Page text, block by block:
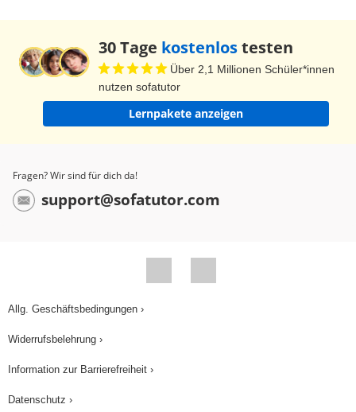
30 Tage kostenlostesten
Über 2,1 Millionen Schüler*innen
nutzen sofatutor
Lernpakete anzeigen
Fragen? Wir sind für dich da!
support@sofatutor.com
Allg. Geschäftsbedingungen ›
Widerrufsbelehrung ›
Information zur Barrierefreiheit ›
Datenschutz ›